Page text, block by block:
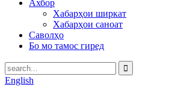
Ахбор
Хабарҳои ширкат
Хабарҳои саноат
Саволҳо
Бо мо тамос гиред
English